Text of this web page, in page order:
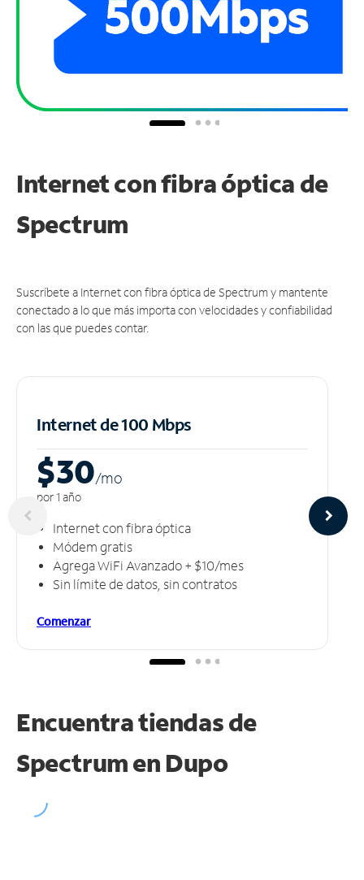
Internet con fibra óptica de
Spectrum
Suscríbete a Internet con fibra óptica de Spectrum y mantente
conectado a lo que más importa con velocidades y confiabilidad
con las que puedes contar.
Internet de 100 Mbps
$30/mo
por 1 año
Internet con fibra óptica
Módem gratis
Agrega WiFi Avanzado + $10/mes
Sin límite de datos, sin contratos
Comenzar
Encuentra tiendas de
Spectrum en Dupo